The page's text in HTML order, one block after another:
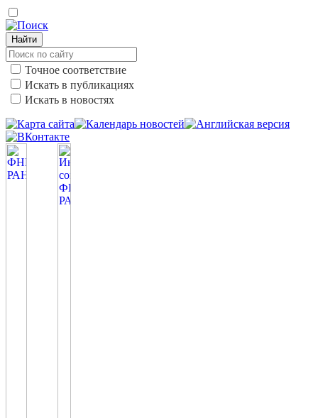
Найти
Точное соответствие
Искать в публикациях
Искать в новостях